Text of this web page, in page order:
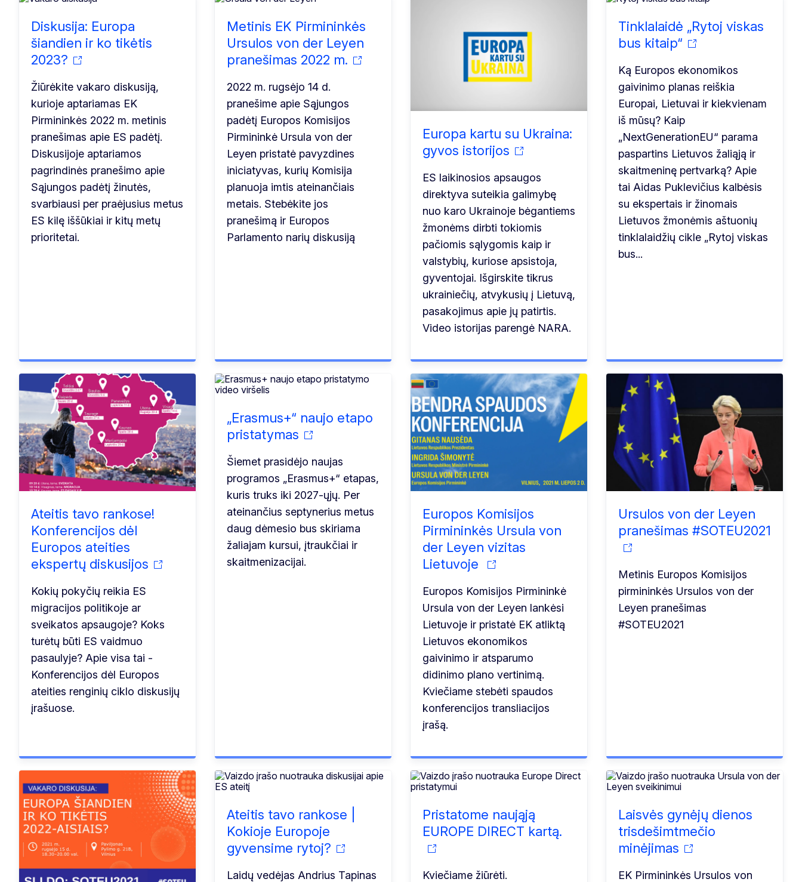
Diskusija: Europa
šiandien ir ko tikėtis
2023?
Žiūrėkite vakaro diskusiją,
kurioje aptariamas EK
Pirmininkės 2022 m. metinis
pranešimas apie ES padėtį.
Diskusijoje aptariamos
pagrindinės pranešimo apie
Sąjungos padėtį žinutės,
svarbiausi per praėjusius metus
ES kilę iššūkiai ir kitų metų
prioritetai.
Metinis EK Pirmininkės
Ursulos von der Leyen
pranešimas 2022 m.
2022 m. rugsėjo 14 d.
pranešime apie Sąjungos
padėtį Europos Komisijos
Pirmininkė Ursula von der
Leyen pristatė pavyzdines
iniciatyvas, kurių Komisija
planuoja imtis ateinančiais
metais. Stebėkite jos
pranešimą ir Europos
Parlamento narių diskusiją
Europa kartu su Ukraina:
gyvos istorijos
ES laikinosios apsaugos
direktyva suteikia galimybę
nuo karo Ukrainoje bėgantiems
žmonėms dirbti tokiomis
pačiomis sąlygomis kaip ir
valstybių, kuriose apsistoja,
gyventojai. Išgirskite tikrus
ukrainiečių, atvykusių į Lietuvą,
pasakojimus apie jų patirtis.
Video istorijas parengė NARA.
Tinklalaidė „Rytoj viskas
bus kitaip“
Ką Europos ekonomikos
gaivinimo planas reiškia
Europai, Lietuvai ir kiekvienam
iš mūsų? Kaip
„NextGenerationEU“ parama
paspartins Lietuvos žaliąją ir
skaitmeninę pertvarką? Apie
tai Aidas Puklevičius kalbėsis
su ekspertais ir žinomais
Lietuvos žmonėmis aštuonių
tinklalaidžių cikle „Rytoj viskas
bus...
Ateitis tavo rankose!
Konferencijos dėl
Europos ateities
ekspertų diskusijos
Kokių pokyčių reikia ES
migracijos politikoje ar
sveikatos apsaugoje? Koks
turėtų būti ES vaidmuo
pasaulyje? Apie visa tai -
Konferencijos dėl Europos
ateities renginių ciklo diskusijų
įrašuose.
„Erasmus+“ naujo etapo
pristatymas
Šiemet prasidėjo naujas
programos „Erasmus+“ etapas,
kuris truks iki 2027-ųjų. Per
ateinančius septynerius metus
daug dėmesio bus skiriama
žaliajam kursui, įtraukčiai ir
skaitmenizacijai.
Europos Komisijos
Pirmininkės Ursula von
der Leyen vizitas
Lietuvoje
Europos Komisijos Pirmininkė
Ursula von der Leyen lankėsi
Lietuvoje ir pristatė EK atliktą
Lietuvos ekonomikos
gaivinimo ir atsparumo
didinimo plano vertinimą.
Kviečiame stebėti spaudos
konferencijos transliacijos
įrašą.
Ursulos von der Leyen
pranešimas #SOTEU2021
Metinis Europos Komisijos
pirmininkės Ursulos von der
Leyen pranešimas
#SOTEU2021
Ateitis tavo rankose |
Kokioje Europoje
gyvensime rytoj?
Laidų vedėjas Andrius Tapinas
Pristatome naująją
EUROPE DIRECT kartą.
Kviečiame žiūrėti.
Laisvės gynėjų dienos
trisdešimtmečio
minėjimas
EK Pirmininkės Ursulos von